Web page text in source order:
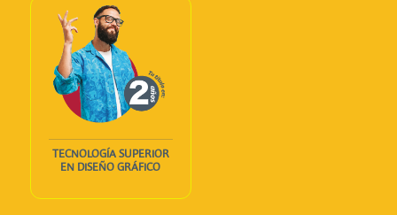
TECNOLOGÍA SUPERIOR
EN DISEÑO GRÁFICO